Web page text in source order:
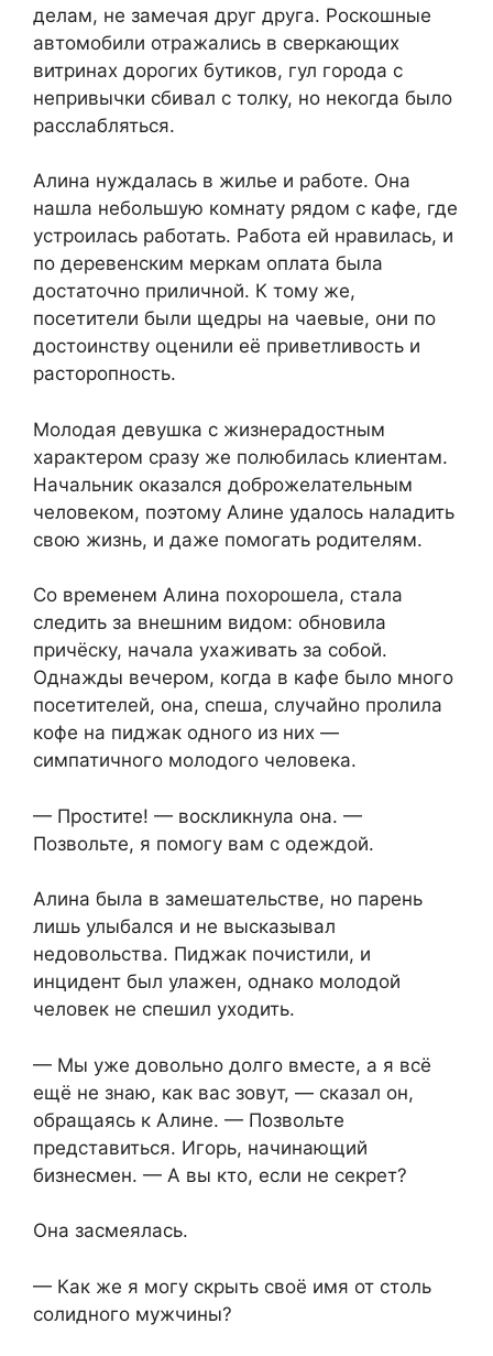
делам, не замечая друг друга. Роскошные
автомобили отражались в сверкающих
витринах дорогих бутиков, гул города с
непривычки сбивал с толку, но некогда было
расслабляться.
Алина нуждалась в жилье и работе. Она
нашла небольшую комнату рядом с кафе, где
устроилась работать. Работа ей нравилась, и
по деревенским меркам оплата была
достаточно приличной. К тому же,
посетители были щедры на чаевые, они по
достоинству оценили её приветливость и
расторопность.
Молодая девушка с жизнерадостным
характером сразу же полюбилась клиентам.
Начальник оказался доброжелательным
человеком, поэтому Алине удалось наладить
свою жизнь, и даже помогать родителям.
Со временем Алина похорошела, стала
следить за внешним видом: обновила
причёску, начала ухаживать за собой.
Однажды вечером, когда в кафе было много
посетителей, она, спеша, случайно пролила
кофе на пиджак одного из них —
симпатичного молодого человека.
— Простите! — воскликнула она. —
Позвольте, я помогу вам с одеждой.
Алина была в замешательстве, но парень
лишь улыбался и не высказывал
недовольства. Пиджак почистили, и
инцидент был улажен, однако молодой
человек не спешил уходить.
— Мы уже довольно долго вместе, а я всё
ещё не знаю, как вас зовут, — сказал он,
обращаясь к Алине. — Позвольте
представиться. Игорь, начинающий
бизнесмен. — А вы кто, если не секрет?
Она засмеялась.
— Как же я могу скрыть своё имя от столь
солидного мужчины?